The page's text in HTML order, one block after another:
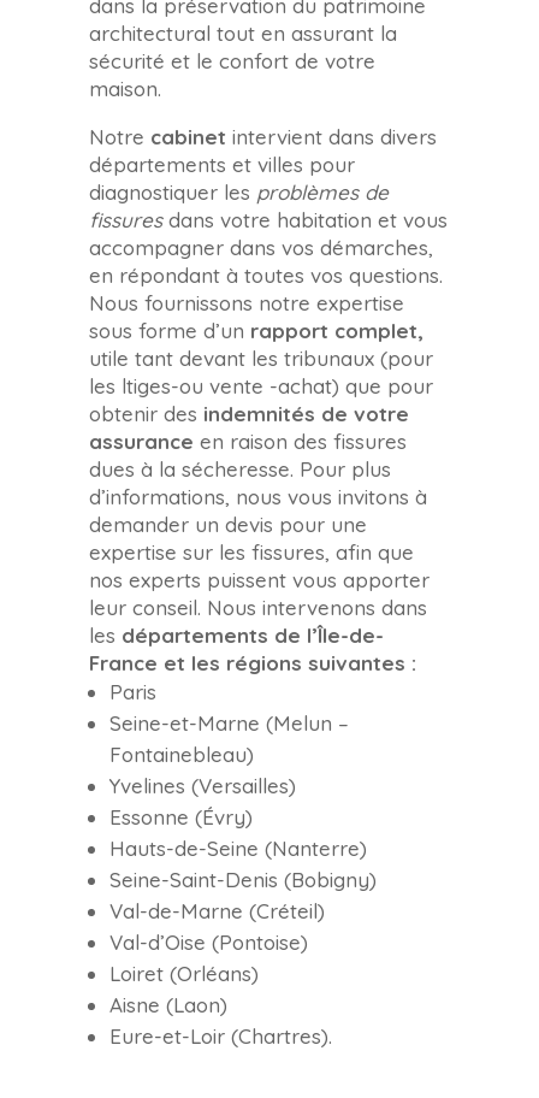
dans la préservation du patrimoine
architectural tout en assurant la
sécurité et le confort de votre
maison.
Notre cabinet intervient dans divers
départements et villes pour
diagnostiquer les problèmes de
fissuresdans votre habitation et vous
accompagner dans vos démarches,
en répondant à toutes vos questions.
Nous fournissons notre expertise
sous forme d’un rapport complet,
utile tant devant les tribunaux (pour
les ltiges-ou vente -achat) que pour
obtenir des indemnités de votre
assurance en raison des fissures
dues à la sécheresse. Pour plus
d’informations, nous vous invitons à
demander un devis pour une
expertise sur les fissures, afin que
nos experts puissent vous apporter
leur conseil. Nous intervenons dans
les départements de l’Île-de-
France et les régions suivantes :
Paris
Seine-et-Marne (Melun –
Fontainebleau)
Yvelines (Versailles)
Essonne (Évry)
Hauts-de-Seine (Nanterre)
Seine-Saint-Denis (Bobigny)
Val-de-Marne (Créteil)
Val-d’Oise (Pontoise)
Loiret (Orléans)
Aisne (Laon)
Eure-et-Loir (Chartres).